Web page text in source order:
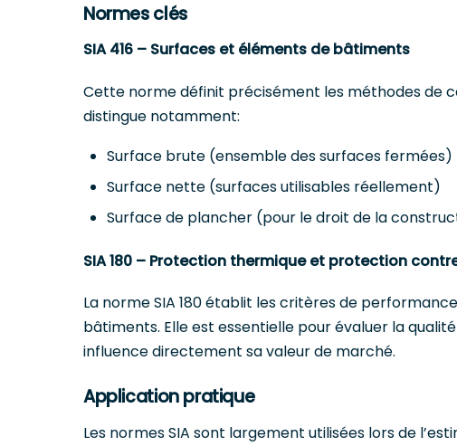
Normes clés
SIA 416 – Surfaces et éléments de bâtiments
Cette norme définit précisément les méthodes de
distingue notamment:
Surface brute (ensemble des surfaces fermées)
Surface nette (surfaces utilisables réellement)
Surface de plancher (pour le droit de la
SIA 180 – Protection thermique et protection
La norme SIA 180 établit les critères de
bâtiments. Elle est essentielle pour évaluer la
influence directement sa valeur de marché.
Application pratique
Les normes SIA sont largement utilisées lors de